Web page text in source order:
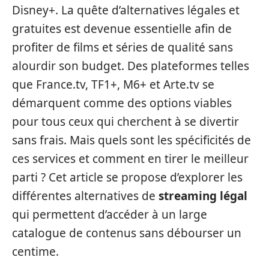
Disney+. La quête d’alternatives légales et
gratuites est devenue essentielle afin de
profiter de films et séries de qualité sans
alourdir son budget. Des plateformes telles
que France.tv, TF1+, M6+ et Arte.tv se
démarquent comme des options viables
pour tous ceux qui cherchent à se divertir
sans frais. Mais quels sont les spécificités de
ces services et comment en tirer le meilleur
parti ? Cet article se propose d’explorer les
différentes alternatives de streaming légal
qui permettent d’accéder à un large
catalogue de contenus sans débourser un
centime.